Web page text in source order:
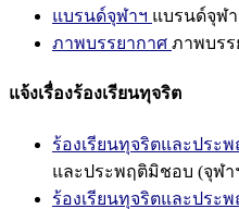
แบรนด์จุฬาฯ แบรนด์จุฬ
ภาพบรรยากาศ ภาพบรร
แจ้งเรื่องร้องเรียนทุจริต
ร้องเรียนทุจริตและประ
และประพฤติมิชอบ (จุฬา
ร้องเรียนทุจริตและประ